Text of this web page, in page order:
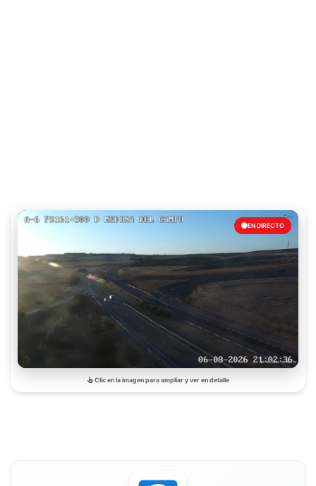
EN DIRECTO
Clic en la imagen para ampliar y ver en detalle